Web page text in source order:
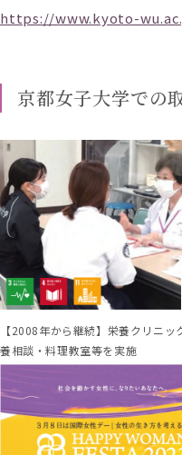
https://www.kyoto-
京都女子大学での
【2008年から継続】栄養クリニッ
養相談・料理教室等を実施